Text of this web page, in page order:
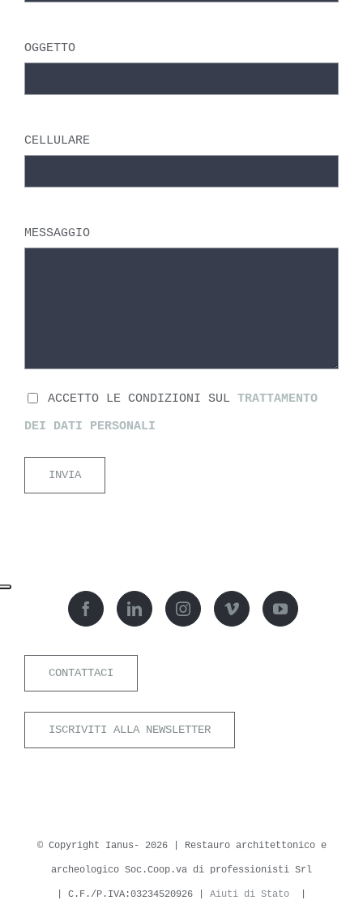
OGGETTO
CELLULARE
MESSAGGIO
ACCETTO LE CONDIZIONI SUL TRATTAMENTO
DEI DATI PERSONALI
CONTATTACI
ISCRIVITI ALLA NEWSLETTER
© Copyright Ianus- 2026 | Restauro architettonico e
archeologico Soc.Coop.va di professionisti Srl
| C.F./P.IVA:03234520926 | Aiuti di Stato